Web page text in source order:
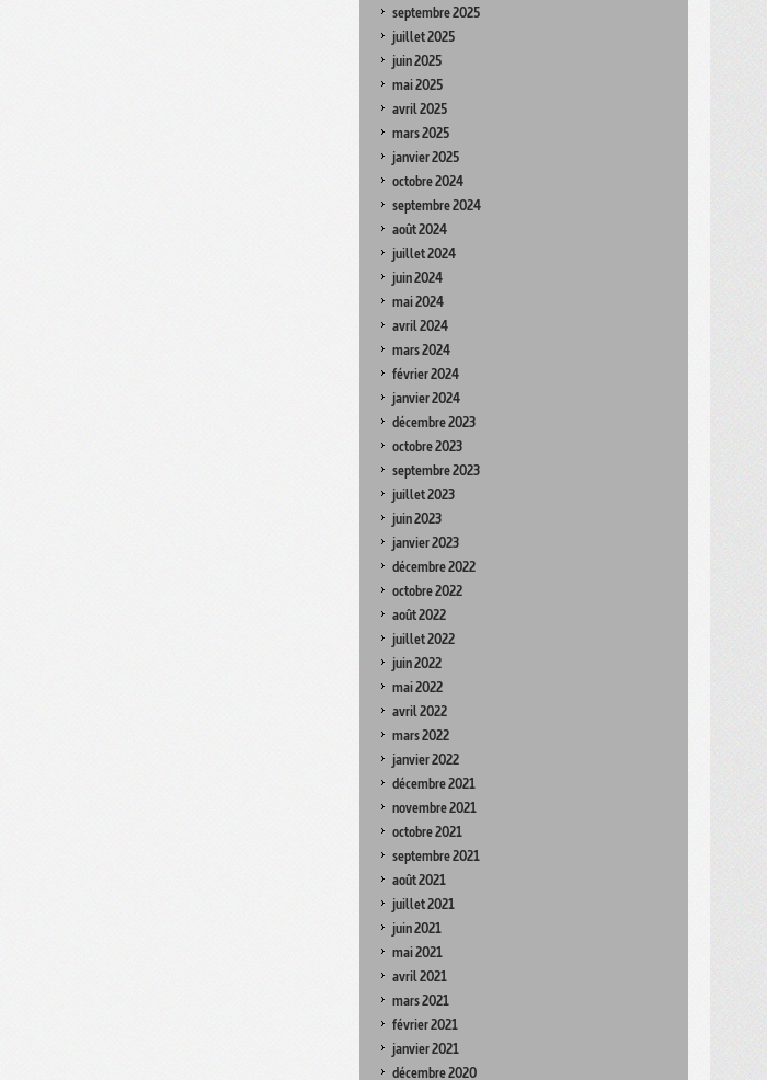
septembre 2025
juillet 2025
juin 2025
mai 2025
avril 2025
mars 2025
janvier 2025
octobre 2024
septembre 2024
août 2024
juillet 2024
juin 2024
mai 2024
avril 2024
mars 2024
février 2024
janvier 2024
décembre 2023
octobre 2023
septembre 2023
juillet 2023
juin 2023
janvier 2023
décembre 2022
octobre 2022
août 2022
juillet 2022
juin 2022
mai 2022
avril 2022
mars 2022
janvier 2022
décembre 2021
novembre 2021
octobre 2021
septembre 2021
août 2021
juillet 2021
juin 2021
mai 2021
avril 2021
mars 2021
février 2021
janvier 2021
décembre 2020